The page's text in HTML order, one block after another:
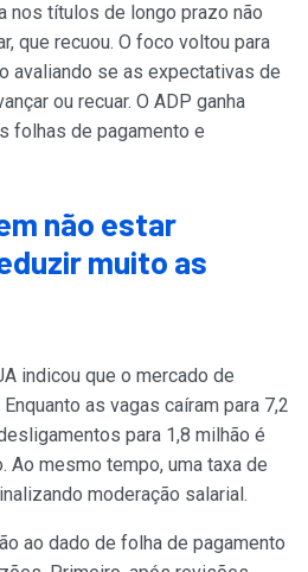
nos títulos de longo prazo não
que recuou. O foco voltou para
avaliando se as expectativas de
ou recuar. O ADP ganha
folhas de pagamento e
não estar
muito as
indicou que o mercado de
as vagas caíram para 7,2
para 1,8 milhão é
Ao mesmo tempo, uma taxa de
moderação salarial.
ao dado de folha de pagamento